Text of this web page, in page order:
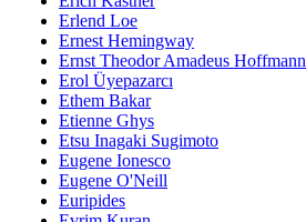
Erlend Loe
Ernest Hemingway
Ernst Theodor Amadeus Hoffmann
Erol Üyepazarcı
Ethem Bakar
Etienne Ghys
Etsu Inagaki Sugimoto
Eugene Ionesco
Eugene O'Neill
Euripides